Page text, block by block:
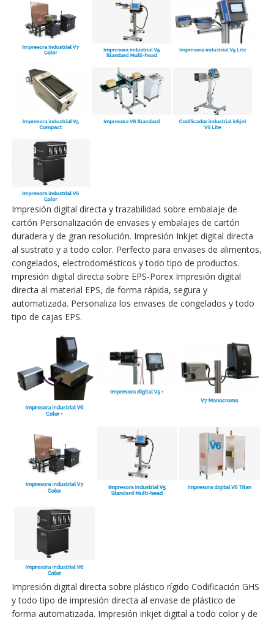
Impresión digital directa y trazabilidad sobre embalaje de
cartón Personalización de envases y embalajes de cartón
duradera y de gran resolución. Impresión Inkjet digital directa
al sustrato y a todo color. Perfecto para envases de alimentos,
congelados, electrodomésticos y todo tipo de productos.
mpresión digital directa sobre EPS-Porex Impresión digital
directa al material EPS, de forma rápida, segura y
automatizada. Personaliza los envases de congelados y todo
tipo de cajas EPS.
Impresión digital directa sobre plástico rígido Codificación GHS
y todo tipo de impresión directa al envase de plástico de
forma automatizada. Impresión inkjet digital a todo color y de